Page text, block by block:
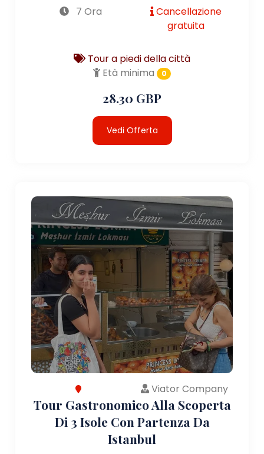
7 Ora
Cancellazione
gratuita
Tour a piedi della città
Età minima
0
28.30 GBP
Vedi Offerta
Viator Company
Tour Gastronomico Alla Scoperta
Di 3 Isole Con Partenza Da
Istanbul